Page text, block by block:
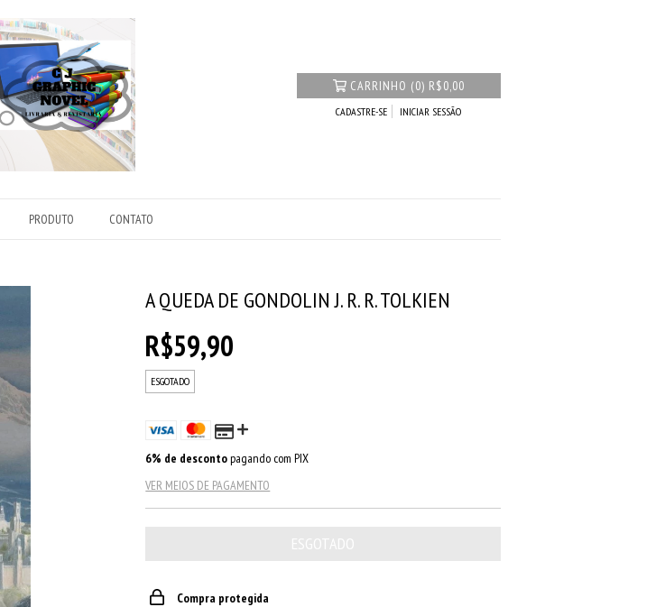
CARRINHO (0) R$0,00
CADASTRE-SE INICIAR SESSÃO
PRODUTO CONTATO
A QUEDA DE GONDOLIN J. R. R. TOLKIEN
R$59,90
ESGOTADO
6% de descontopagando com PIX
VER MEIOS DE PAGAMENTO
Compra protegida